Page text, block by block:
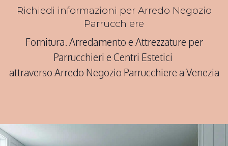
Richiedi informazioni per Arredo Negozio
Parrucchiere
Fornitura. Arredamento e Attrezzature per
Parrucchieri e Centri Estetici
attraverso Arredo Negozio Parrucchiere a Venezia